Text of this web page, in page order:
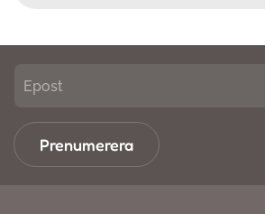
Prenumerera